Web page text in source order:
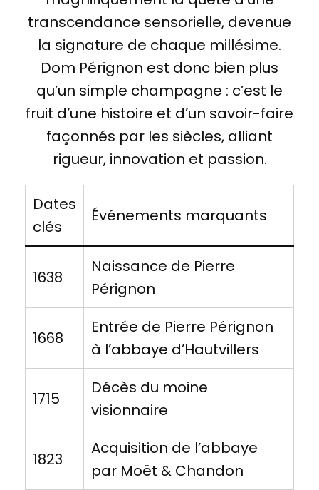
transcendance sensorielle, devenue
la signature de chaque millésime.
Dom Pérignon est donc bien plus
qu’un simple champagne : c’est le
fruit d’une histoire et d’un savoir-faire
façonnés par les siècles, alliant
rigueur, innovation et passion.
Dates
clés
Événements marquants
1638
Naissance de Pierre
Pérignon
1668
Entrée de Pierre Pérignon
à l’abbaye d’Hautvillers
1715
Décès du moine
visionnaire
1823
Acquisition de l’abbaye
par Moët & Chandon